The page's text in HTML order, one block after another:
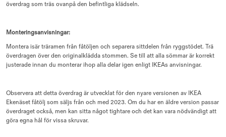
överdrag som träs ovanpå den befintliga klädseln.
Monteringsanvisningar:
Montera isär träramen från fåtöljen och separera sittdelen från ryggstödet. Trä
överdragen över den originalklädda stommen. Se till att alla sömmar är korrekt
justerade innan du monterar ihop alla delar igen enligt IKEAs anvisningar.
Observera att detta överdrag är utvecklat för den nyare versionen av IKEA
Ekenäset fåtölj som säljs från och med 2023. Om du har en äldre version passar
överdraget också, men kan sitta något tightare och det kan vara nödvändigt att
göra egna hål för vissa skruvar.